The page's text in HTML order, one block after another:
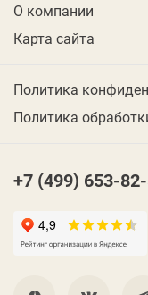
О компании
Карта сайта
Политика
Политика
+7 (499) 653-